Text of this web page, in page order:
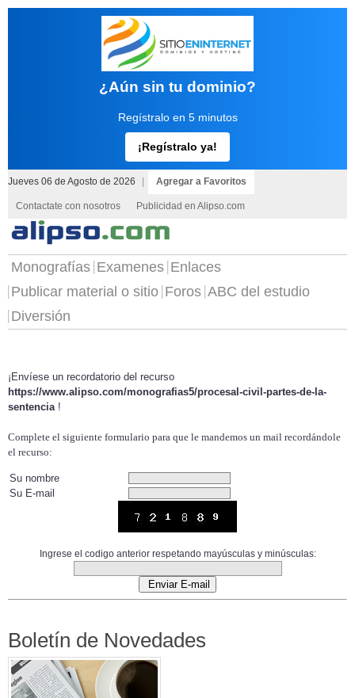
¿Aún sin tu dominio?
Regístralo en 5 minutos
¡Regístralo ya!
Jueves 06 de Agosto de 2026 Agregar a Favoritos
Contactate con nosotros Publicidad en Alipso.com
Monografías Examenes Enlaces
Publicar material o sitio Foros ABC del estudio
Diversión
¡Envíese un recordatorio del recurso
https://www.alipso.com/monografias5/procesal-civil-partes-de-la-
sentencia !
Complete el siguiente formulario para que le mandemos un mail recordándole
el recurso:
Su nombre
Su E-mail
Ingrese el codigo anterior respetando mayúsculas y minúsculas:
Boletín de Novedades